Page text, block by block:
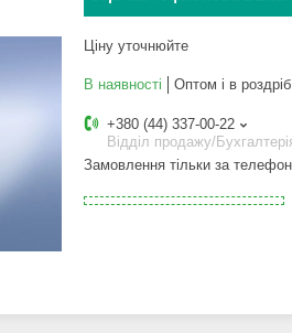
Ціну уточнюйте
В наявності Оптом і в роздріб
+380 (44) 337-00-22
Відділ продажу/
Замовлення тільки за